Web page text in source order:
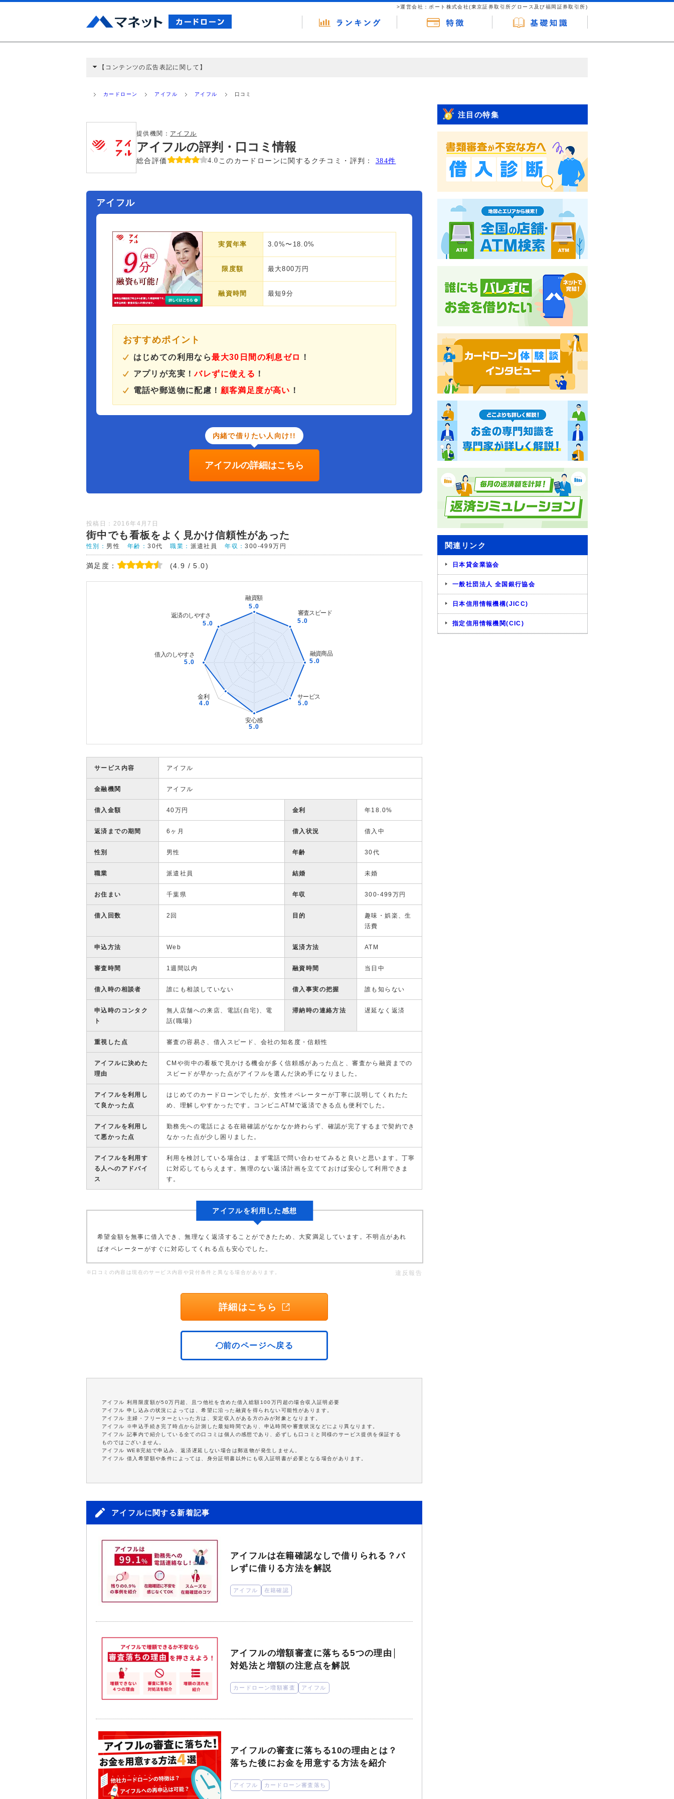
>運営会社：ポート株式会社(東京証券取引所グロース及び福岡証券取引所)
【コンテンツの広告表記に関して】
ミ収集などに基づき、公平性を担保した情報提供を行っています。
カードローン アイフル アイフル 口コミ
提供機関： アイフル
アイフルの評判・口コミ情報
総合評価 4.0 このカードローンに関するクチコミ・評判： 384件
アイフル
実質年率 3.0%〜18.0%
限度額 最大800万円
融資時間 最短9分
おすすめポイント
はじめての利用なら最大30日間の利息ゼロ
！
アプリが充実！バレずに使える ！
電話や郵送物に配慮！ 顧客満足度が高い ！
内緒で借りたい人向け!!
アイフルの詳細はこちら
投稿日：2016年4月7日
街中でも看板をよく見かけ信頼性があった
性別： 男性 年齢：30代 職業： 派遣社員 年収：300-499万円
満足度： (4.9 / 5.0)
サービス内容 アイフル
金融機関 アイフル
借入金額 40万円 金利 年18.0%
返済までの期間 6ヶ月 借入状況 借入中
性別 男性 年齢 30代
職業 派遣社員 結婚 未婚
お住まい 千葉県 年収 300-499万円
借入回数 2回 目的
趣味・娯楽、生
活費
申込方法 Web 返済方法 ATM
審査時間 1週間以内 融資時間 当日中
借入時の相談者 誰にも相談していない 借入事実の把握 誰も知らない
申込時のコンタク
ト
無人店舗への来店、電話(自宅)、電
話(職場)
滞納時の連絡方法 遅延なく返済
重視した点 審査の容易さ、借入スピード、会社の知名度・信頼性
アイフルに決めた
理由
CMや街中の看板で見かける機会が多く信頼感があった点と、審査から融資までの
スピードが早かった点がアイフルを選んだ決め手になりました。
アイフルを利用し
て良かった点
はじめてのカードローンでしたが、女性オペレーターが丁寧に説明してくれたた
め、理解しやすかったです。コンビニATMで返済できる点も便利でした。
アイフルを利用し
て悪かった点
勤務先への電話による在籍確認がなかなか終わらず、確認が完了するまで契約でき
なかった点が少し困りました。
アイフルを利用す
る人へのアドバイ
ス
利用を検討している場合は、まず電話で問い合わせてみると良いと思います。丁寧
に対応してもらえます。無理のない返済計画を立てておけば安心して利用できま
す。
アイフルを利用した感想
希望金額を無事に借入でき、無理なく返済することができたため、大変満足しています。不明点があれ
ばオペレーターがすぐに対応してくれる点も安心でした。
※口コミの内容は現在のサービス内容や貸付条件と異なる場合があります。 違反報告
詳細はこちら
前のページへ戻る
アイフル 利用限度額が50万円超、且つ他社を含めた借入総額100万円超の場合収入証明必要
アイフル 申し込みの状況によっては、希望に沿った融資を得られない可能性があります。
アイフル 主婦・フリーターといった方は、安定収入がある方のみが対象となります。
アイフル ※申込手続き完了時点から計測した最短時間であり、申込時間や審査状況などにより異なります。
アイフル 記事内で紹介している全ての口コミは個人の感想であり、必ずしも口コミと同様のサービス提供を保証する
ものではございません。
アイフル WEB完結で申込み、返済遅延しない場合は郵送物が発生しません。
アイフル 借入希望額や条件によっては、身分証明書以外にも収入証明書が必要となる場合があります。
アイフルに関する新着記事
アイフルは在籍確認なしで借りられる？バ
レずに借りる方法を解説
アイフル 在籍確認
アイフルの増額審査に落ちる5つの理由│
対処法と増額の注意点を解説
カードローン増額審査 アイフル
アイフルの審査に落ちる10の理由とは？
落ちた後にお金を用意する方法を紹介
アイフル カードローン審査落ち
注目の特集
関連リンク
日本貸金業協会
一般社団法人 全国銀行協会
日本信用情報機構(JICC)
指定信用情報機関(CIC)